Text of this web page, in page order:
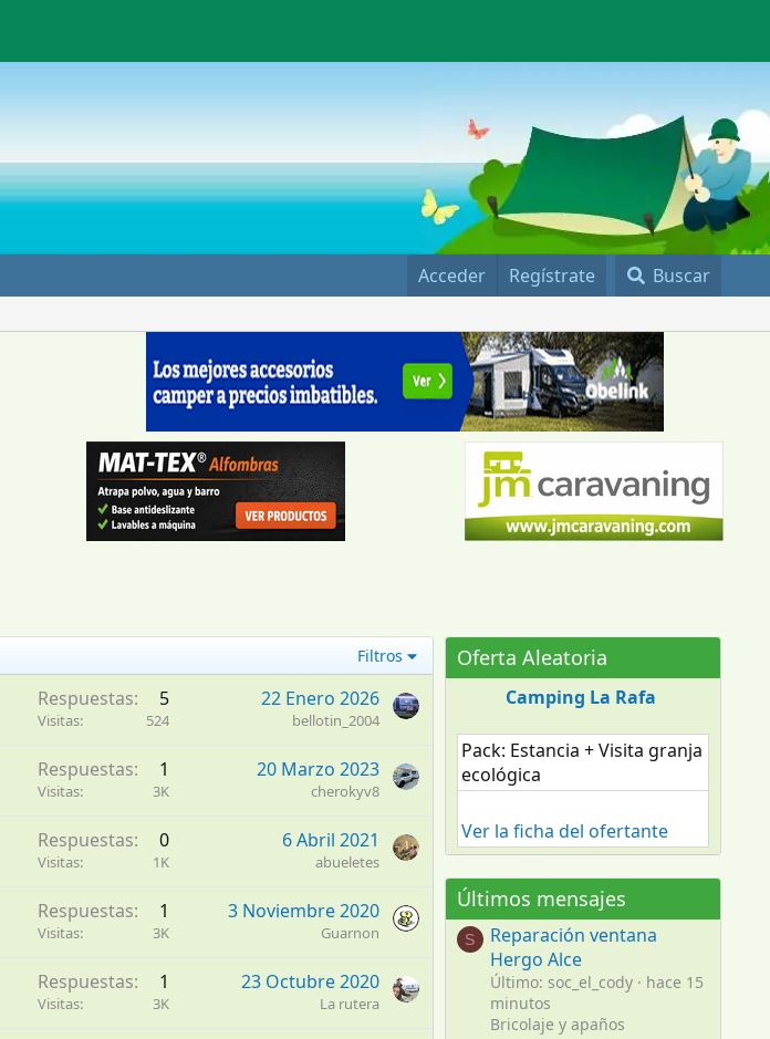
Acceder Regístrate Buscar
Filtros
Respuestas 5
Visitas 524
22 Enero 2026
bellotin_2004
Respuestas 1
Visitas 3K
20 Marzo 2023
cherokyv8
Respuestas 0
Visitas 1K
6 Abril 2021
abueletes
Respuestas 1
Visitas 3K
3 Noviembre 2020
Guarnon
Respuestas 1
Visitas 3K
23 Octubre 2020
La rutera
Oferta Aleatoria
Camping La Rafa
Pack: Estancia + Visita granja
ecológica
Ver la ficha del ofertante
Últimos mensajes
S
Reparación ventana
Hergo Alce
Último: soc_el_cody
hace 15
minutos
Bricolaje y apaños